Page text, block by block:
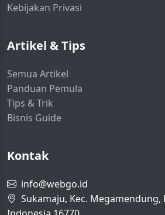
Kebijakan Privasi
Artikel & Tips
Semua Artikel
Panduan Pemula
Tips & Trik
Bisnis Guide
Kontak
info@webgo.id
Sukamaju, Kec. Megamendung,